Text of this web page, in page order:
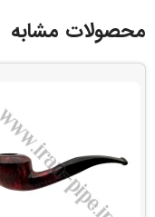
محصولات مشابه